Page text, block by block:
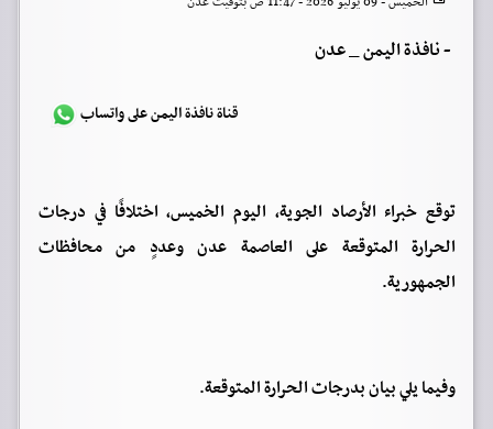
-نافذة اليمن _ عدن
قناة نافذة اليمن على واتساب
توقع خبراء الأرصاد الجوية، اليوم الخميس، اختلافًا في درجات
الحرارة المتوقعة على العاصمة عدن وعددٍ من محافظات
الجمهورية.
وفيما يلي بيان بدرجات الحرارة المتوقعة.